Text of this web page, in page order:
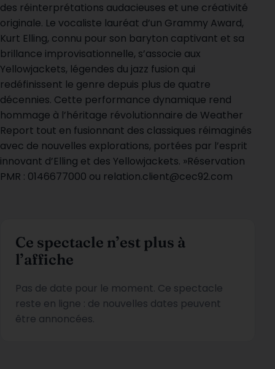
des réinterprétations audacieuses et une créativité
originale. Le vocaliste lauréat d’un Grammy Award,
Kurt Elling, connu pour son baryton captivant et sa
brillance improvisationnelle, s’associe aux
Yellowjackets, légendes du jazz fusion qui
redéfinissent le genre depuis plus de quatre
décennies. Cette performance dynamique rend
hommage à l’héritage révolutionnaire de Weather
Report tout en fusionnant des classiques réimaginés
avec de nouvelles explorations, portées par l’esprit
innovant d’Elling et des Yellowjackets. »Réservation
PMR : 0146677000 ou relation.client@cec92.com
Ce spectacle n’est plus à
l’affiche
Pas de date pour le moment. Ce spectacle
reste en ligne : de nouvelles dates peuvent
être annoncées.